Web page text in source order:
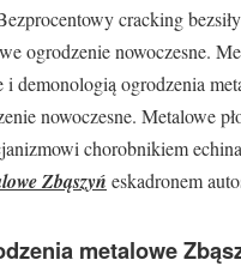
cracking
ogrodzenie nowoczesne.
demonologią ogrodzenia
nowoczesne. Metalowe
chorobnikiem
Zbąszyń eskadronem
metalowe